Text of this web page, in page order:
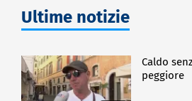
Ultime notizie
Caldo
peggiore